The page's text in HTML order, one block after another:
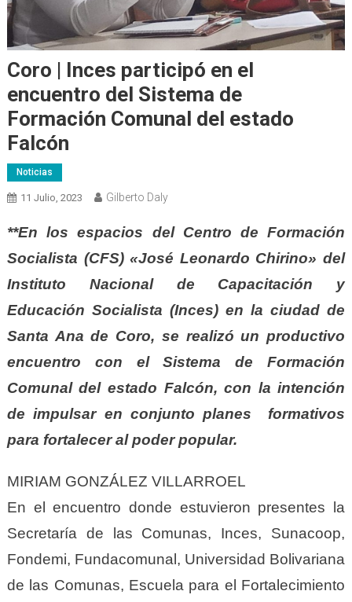
Coro | Inces participó en el
encuentro del Sistema de
Formación Comunal del estado
Falcón
Noticias
11 Julio, 2023 Gilberto Daly
**En los espacios del Centro de Formación
Socialista (CFS) «José Leonardo Chirino» del
Instituto Nacional de Capacitación y
Educación Socialista (Inces) en la ciudad de
Santa Ana de Coro, se realizó un productivo
encuentro con el Sistema de Formación
Comunal del estado Falcón, con la intención
de impulsar en conjunto planes formativos
para fortalecer al poder popular.
MIRIAM GONZÁLEZ VILLARROEL
En el encuentro donde estuvieron presentes la
Secretaría de las Comunas, Inces, Sunacoop,
Fondemi, Fundacomunal, Universidad Bolivariana
de las Comunas, Escuela para el Fortalecimiento